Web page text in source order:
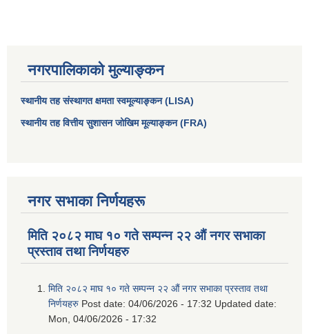
नगरपालिकाको मुल्याङ्कन
स्थानीय तह संस्थागत क्षमता स्वमूल्याङ्कन (LISA)
स्थानीय तह वित्तीय सुशासन जोखिम मूल्याङ्कन (FRA)
नगर सभाका निर्णयहरू
मिति २०८२ माघ १० गते सम्पन्न २२ औं नगर सभाका
प्रस्ताव तथा निर्णयहरु
मिति २०८२ माघ १० गते सम्पन्न २२ औं नगर सभाका प्रस्ताव तथा
निर्णयहरु Post date: 04/06/2026 - 17:32 Updated date:
Mon, 04/06/2026 - 17:32